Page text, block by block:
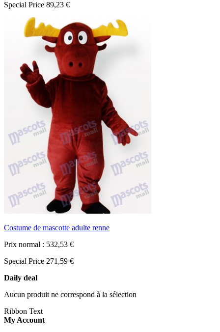
Special Price 89,23 €
Costume de mascotte adulte renne
Prix normal : 532,53 €
Special Price 271,59 €
Daily deal
Aucun produit ne correspond à la sélection
Ribbon Text
My Account